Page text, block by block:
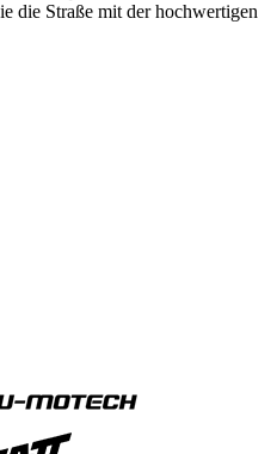
die Straße mit der hochwertigen